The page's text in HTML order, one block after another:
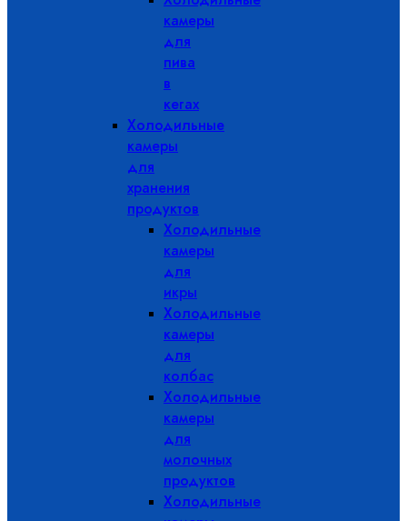
камеры
для
пива
в
кегах
Холодильные
камеры
для
хранения
продуктов
Холодильные
камеры
для
икры
Холодильные
камеры
для
колбас
Холодильные
камеры
для
молочных
продуктов
Холодильные